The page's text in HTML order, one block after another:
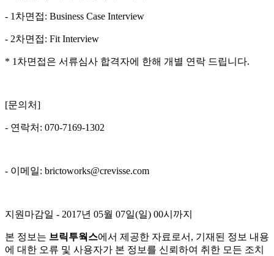
- 1차면접: Business Case Interview
- 2차면접: Fit Interview
* 1차면접은 서류심사 합격자에 한해 개별 연락 드립니다.
[문의처]
- 연락처: 070-7169-1302
- 이메일: brictoworks@crevisse.com
지원마감일 - 2017년 05월 07일(일) 00시까지
본 정보는 브릭투웍스에서 제공한 자료로서, 기재된 정보 내용
에 대한 오류 및 사용자가 본 정보를 신뢰하여 취한 모든 조치